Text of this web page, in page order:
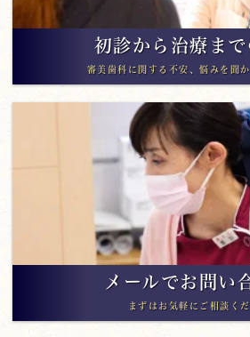
初診から治療ま
審美歯科に関する不安、悩みを聞
メールでお問い
まずはお気軽にご相談く